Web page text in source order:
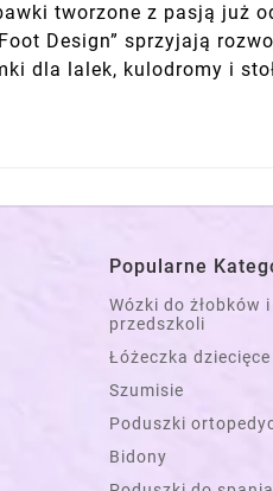
tworzone z pasją już
Design” sprzyjają
dla lalek, kulodromy i
Popularne
Wózki do żłobków i
przedszkoli
Łóżeczka dziecięce
Szumisie
Poduszki
Bidony